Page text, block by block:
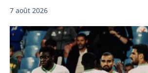
7 août 2026